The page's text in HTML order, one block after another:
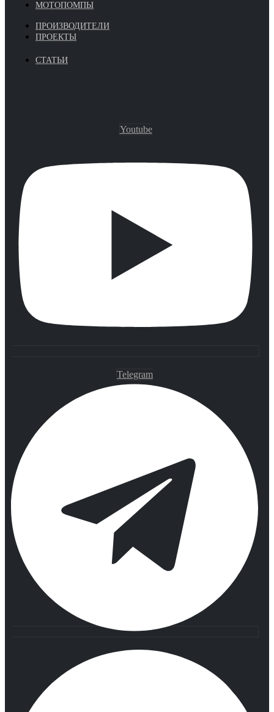
МОТОПОМПЫ
ПРОИЗВОДИТЕЛИ
ПРОЕКТЫ
СТАТЬИ
Youtube
Telegram